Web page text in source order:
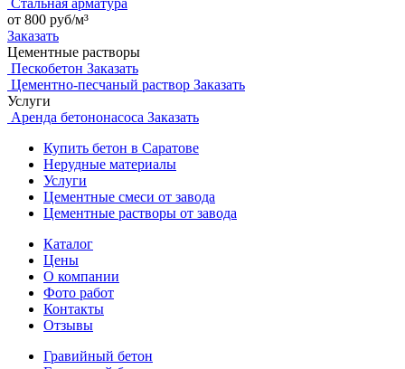
Стальная арматура
от 800 руб/м³
Заказать
Цементные растворы
Пескобетон Заказать
Цементно-песчаный раствор Заказать
Услуги
Аренда бетононасоса Заказать
Купить бетон в Саратове
Нерудные материалы
Услуги
Цементные смеси от завода
Цементные растворы от завода
Каталог
Цены
О компании
Фото работ
Контакты
Отзывы
Гравийный бетон